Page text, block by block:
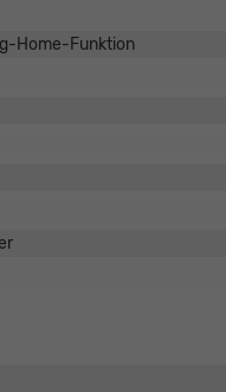
Home-Funktion